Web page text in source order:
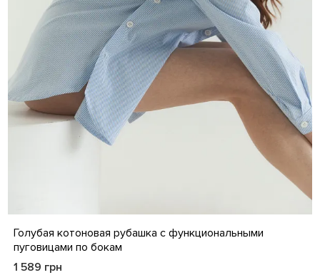
S M L XL XXL 3XL 4XL
Голубая котоновая рубашка с функциональными
пуговицами по бокам
1 589 грн